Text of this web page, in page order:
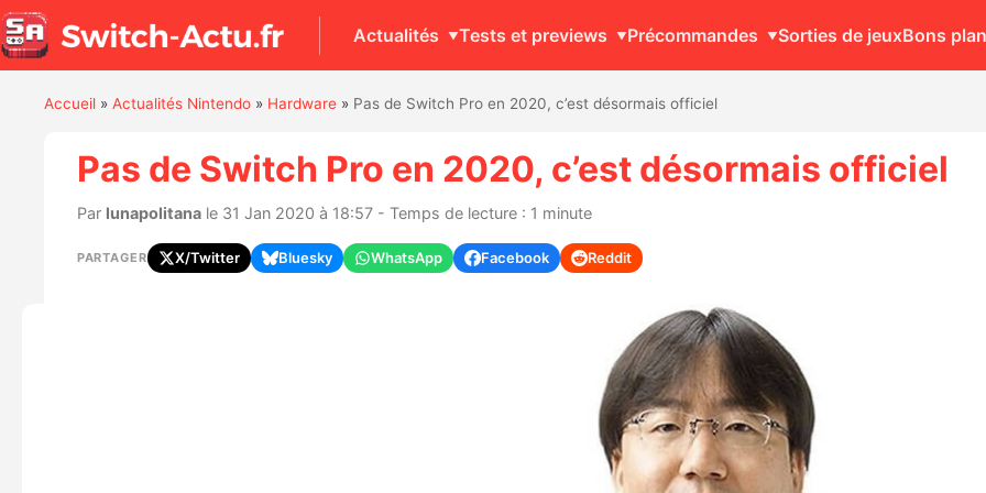
Actualités Tests et previews Précommandes Sorties de jeuxBons
Accueil» Actualités Nintendo» Hardware» Pas de Switch Pro en 2020, c’est désormais officiel
Pas de Switch Pro en 2020, c’est désormais officiel
Par lunapolitanale 31 Jan 2020 à 18:57 - Temps de lecture : 1 minute
PARTAGER X/Twitter Bluesky WhatsApp Facebook Reddit